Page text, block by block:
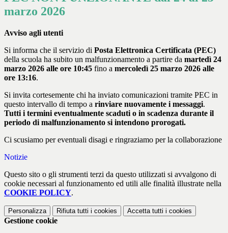
marzo 2026
Avviso agli utenti
Si informa che il servizio di Posta Elettronica Certificata (PEC)
della scuola ha subito un malfunzionamento a partire da martedì 24
marzo 2026 alle ore 10:45 fino a mercoledì 25 marzo 2026 alle
ore 13:16.
Si invita cortesemente chi ha inviato comunicazioni tramite PEC in
questo intervallo di tempo a rinviare nuovamente i messaggi.
Tutti i termini eventualmente scaduti o in scadenza durante il
periodo di malfunzionamento si intendono prorogati.
Ci scusiamo per eventuali disagi e ringraziamo per la collaborazione
Notizie
Questo sito o gli strumenti terzi da questo utilizzati si avvalgono di
cookie necessari al funzionamento ed utili alle finalità illustrate nella
COOKIE POLICY.
Personalizza Rifiuta tutti i cookies Accetta tutti i cookies
Gestione cookie